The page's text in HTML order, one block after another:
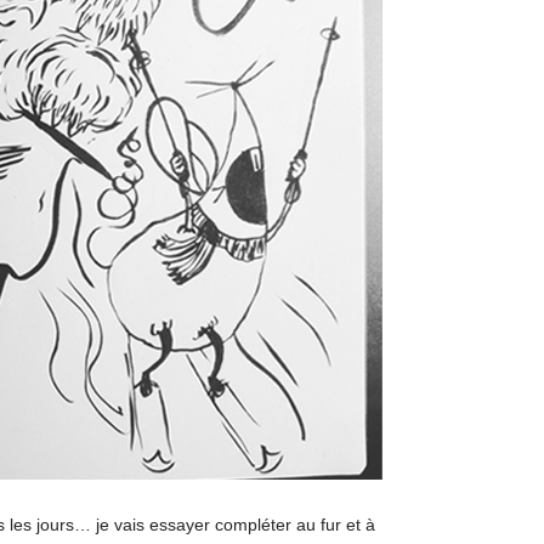
les jours… je vais essayer compléter au fur et à